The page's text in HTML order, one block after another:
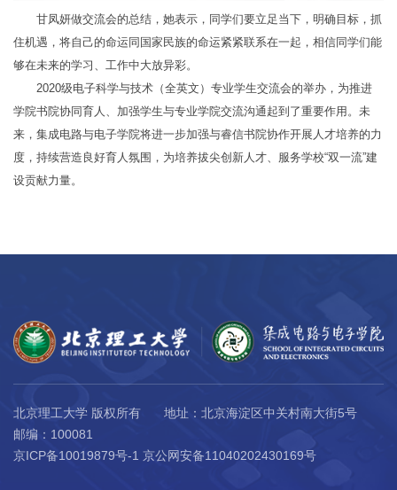
甘凤妍做交流会的总结，她表示，同学们要立足当下，明确目标，抓
住机遇，将自己的命运同国家民族的命运紧紧联系在一起，相信同学们能
够在未来的学习、工作中大放异彩。
2020级电子科学与技术（全英文）专业学生交流会的举办，为推进
学院书院协同育人、加强学生与专业学院交流沟通起到了重要作用。未
来，集成电路与电子学院将进一步加强与睿信书院协作开展人才培养的力
度，持续营造良好育人氛围，为培养拔尖创新人才、服务学校“双一流”建
设贡献力量。
北京理工大学 版权所有
地址：北京海淀区中关村南大街5号
邮编：100081
京ICP备10019879号-1 京公网安备11040202430169号